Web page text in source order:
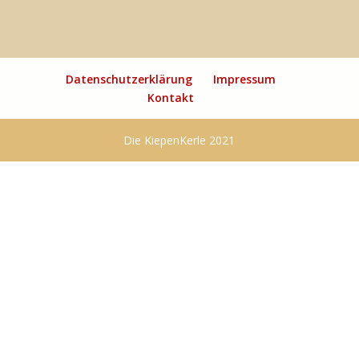
Datenschutzerklärung
Impressum
Kontakt
Die KiepenKerle 2021